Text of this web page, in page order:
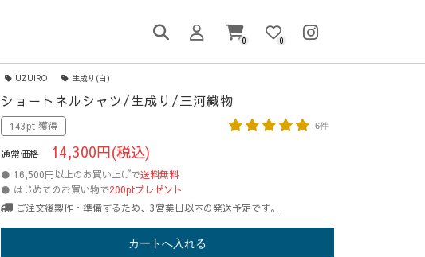
0 0
UZUiRO 生成り(白)
ショートネルシャツ/生成り/三河織物
143pt 獲得 6件
通常価格 14,300円(税込)
● 16,500円以上のお買い上げで送料無料
● はじめてのお買い物で200ptプレゼント
ご注文後製作・準備するため、3営業日以内の発送予定です。
カートへ入れる